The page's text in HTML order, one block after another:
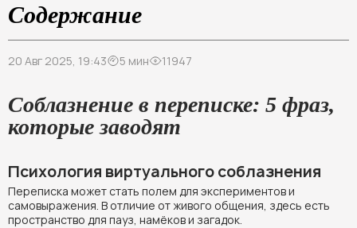
Содержание
20 Авг 2025, 19:43 5 мин 11947
Соблазнение в переписке: 5 фраз,
которые заводят
Психология виртуального соблазнения
Переписка может стать полем для экспериментов и
самовыражения. В отличие от живого общения, здесь есть
пространство для пауз, намёков и загадок.